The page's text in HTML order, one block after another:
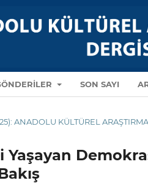
SON SAYI
ANADOLU KÜLTÜREL
Yaşayan